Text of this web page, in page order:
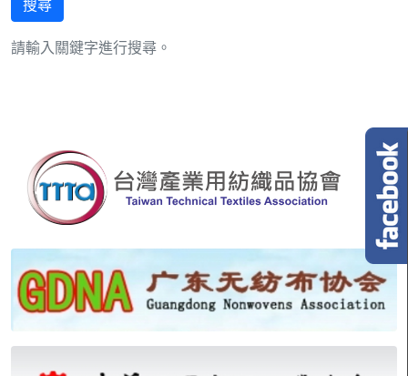
請輸入關鍵字進行搜尋。